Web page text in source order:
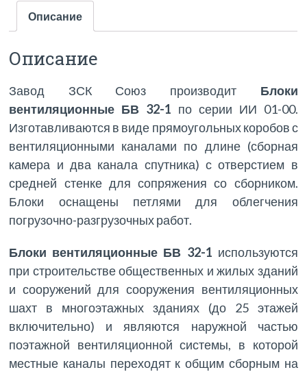
Описание
Описание
Завод ЗСК Союз производит Блоки
вентиляционные БВ 32-1 по серии ИИ 01-00.
Изготавливаются в виде прямоугольных коробов с
вентиляционными каналами по длине (сборная
камера и два канала спутника) с отверстием в
средней стенке для сопряжения со сборником.
Блоки оснащены петлями для облегчения
погрузочно-разгрузочных работ.
Блоки вентиляционные БВ 32-1 используются
при строительстве общественных и жилых зданий
и сооружений для сооружения вентиляционных
шахт в многоэтажных зданиях (до 25 этажей
включительно) и являются наружной частью
поэтажной вентиляционной системы, в которой
местные каналы переходят к общим сборным на